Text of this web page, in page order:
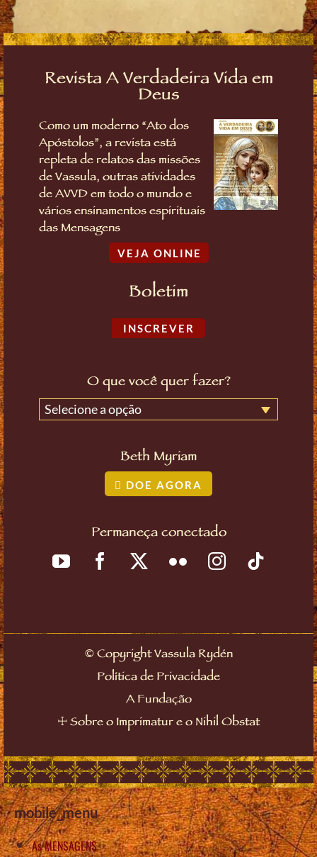
Revista A Verdadeira Vida em
Deus
Como um moderno “Ato dos
Apóstolos”, a revista está
repleta de relatos das missões
de Vassula, outras atividades
de AVVD em todo o mundo e
vários ensinamentos espirituais
das Mensagens
VEJA ONLINE
Boletim
INSCREVER
O que você quer fazer?
Selecione a opção
Beth Myriam
DOE AGORA
Permaneça conectado
©Copyright Vassula Rydén
Política de Privacidade
A Fundação
☩ Sobre o Imprimatur e o Nihil Obstat
mobile_menu
As MENSAGENS